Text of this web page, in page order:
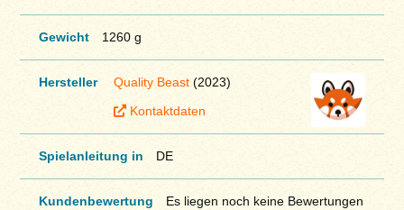
Gewicht 1260 g
Hersteller Quality Beast(2023)
Kontaktdaten
Spielanleitung in DE
Kundenbewertung
Es liegen noch keine Bewertungen